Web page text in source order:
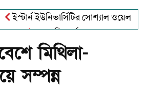
ইউনিভার্সিটির সোশ্যাল ওয়েলফেয়ার
আত্মশুদ্ধি অর্জন ও অশুভকে বর্জন করে
মিথিলা-
সম্পন্ন